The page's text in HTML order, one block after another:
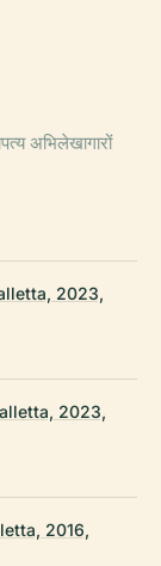
अभिलेखागारों
2023,
2023,
2016,